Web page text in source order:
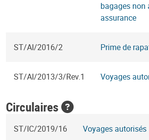
bagages non
assurance
ST/AI/2016/2 Prime de
ST/AI/2013/3/Rev.1 Voyages
Circulaires
ST/IC/2019/16 Voyages autorisés